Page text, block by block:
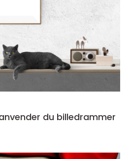
du billedrammer